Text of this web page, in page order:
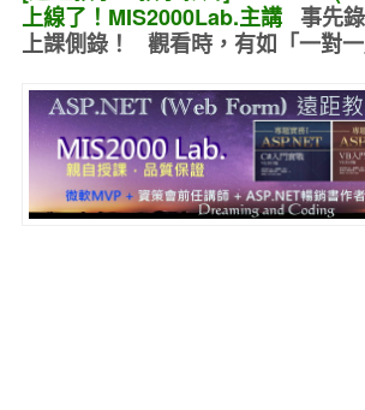
上線了！MIS2000Lab.主講 事先
上課側錄！ 觀看時，有如 「一對